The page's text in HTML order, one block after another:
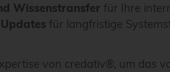
Wissenstransfer für Ihre
für langfristige
von credativ®, um das